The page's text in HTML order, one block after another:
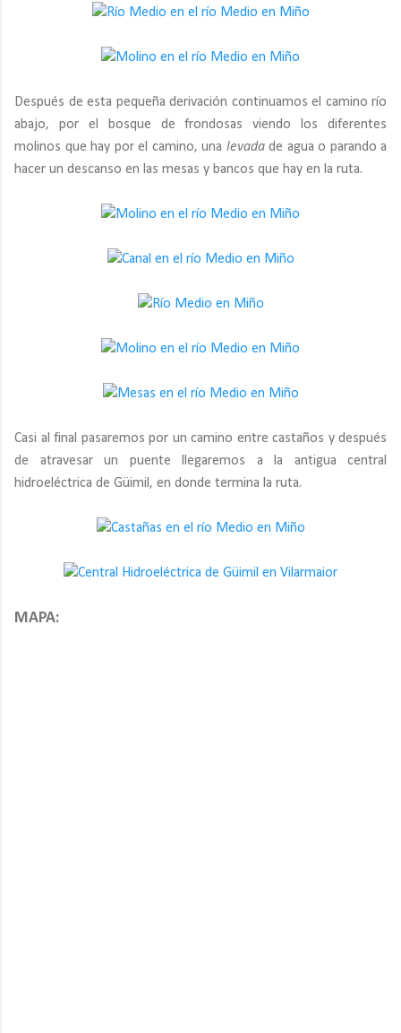
Después de esta pequeña derivación continuamos el camino río
abajo, por el bosque de frondosas viendo los diferentes
molinos que hay por el camino, una levada de agua o parando a
hacer un descanso en las mesas y bancos que hay en la ruta.
Casi al final pasaremos por un camino entre castaños y después
de atravesar un puente llegaremos a la antigua central
hidroeléctrica de Güimil, en donde termina la ruta.
MAPA: